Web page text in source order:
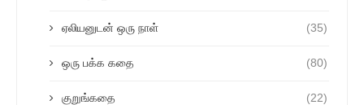
ஏலியனுடன் ஒரு நாள் (35)
ஒரு பக்க கதை (80)
குறுங்கதை (22)